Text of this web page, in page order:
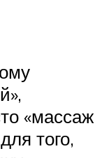
«массаж
того,